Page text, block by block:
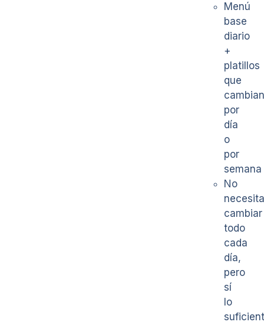
Menú
base
diario
+
platillos
que
cambian
por
día
o
por
semana
No
cambiar
todo
cada
día,
pero
sí
lo